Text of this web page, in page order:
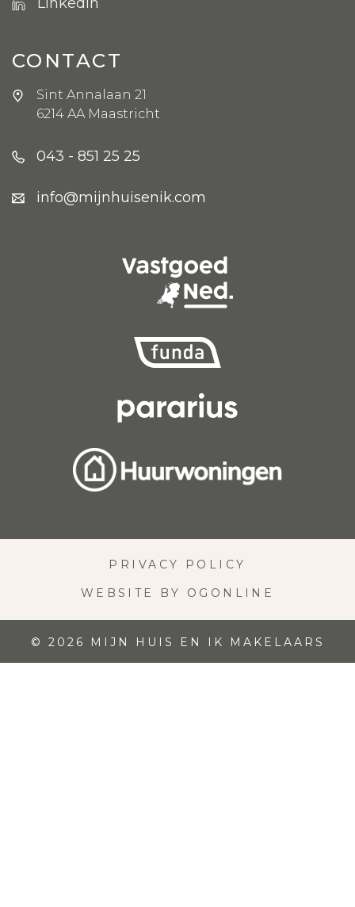
CONTACT
Sint Annalaan 21
6214 AA Maastricht
043 - 851 25 25
info@mijnhuisenik.com
PRIVACY POLICY
WEBSITE BY OGONLINE
© 2026 MIJN HUIS EN IK MAKELAARS